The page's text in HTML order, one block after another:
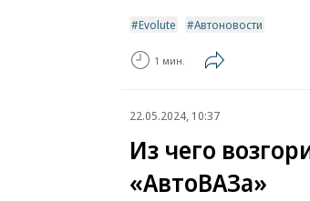
Evolute Автоновости
1 мин.
22.05.2024, 10:37
Из чего
«АвтоВАЗа»